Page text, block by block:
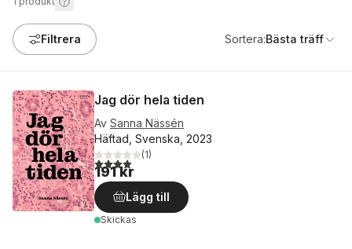
Filtrera Sortera:Bästa träff
Jag dör hela tiden
Av Sanna Nässén
Häftad, Svenska, 2023
4,0utav 5 stjärnor. Totalt antal röster:
(1)
191 kr
Lägg till
Skickas